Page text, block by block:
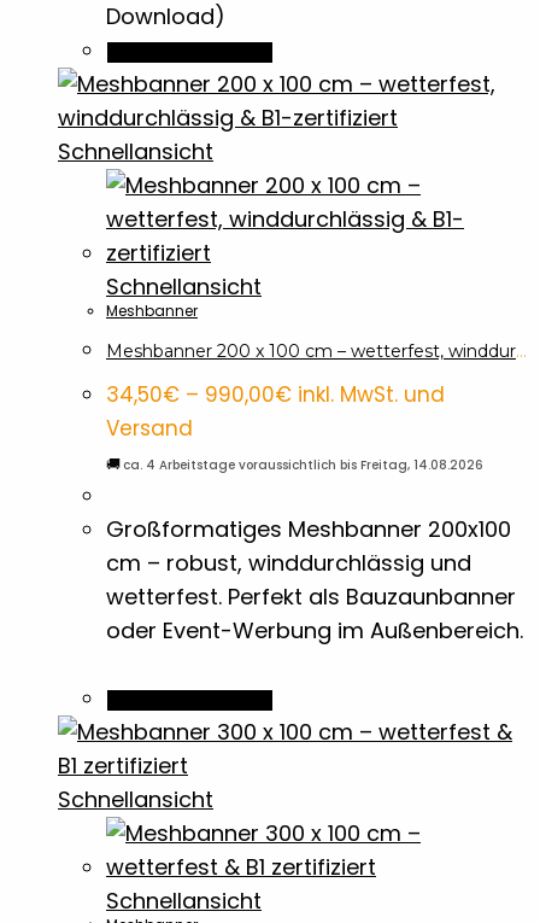
Bleistifte
Blöcke
Briefpapier
Brotdosen & -Boxen
Buntstifte 7
Dokumentenmappen
Einkaufswagenchips
Eiskratzer
Flachmänner 5
Flaschenöffner
Download)
Produkt
weist
Varianten
auf.
auf
der
gewählt
Schnellansicht
Schnellansicht
Meshbanner
Meshbanner 200 x 100 cm – wetterfest, winddurchlässig & B1-zertifiziert
34,50€ – 990,00€Preisspanne:
34,50€
inkl. MwSt. und
Versand
🚚 ca. 4 Arbeitstage voraussichtlich bis Freitag, 14.08.2026
Großformatiges Meshbanner 200x100
cm – robust, winddurchlässig und
wetterfest. Perfekt als Bauzaunbanner
oder Event-Werbung im Außenbereich.
Produkt
Varianten
auf.
Schnellansicht
Schnellansicht